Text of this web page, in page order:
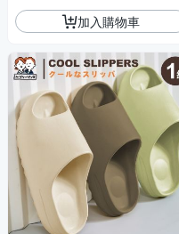
加入購物車